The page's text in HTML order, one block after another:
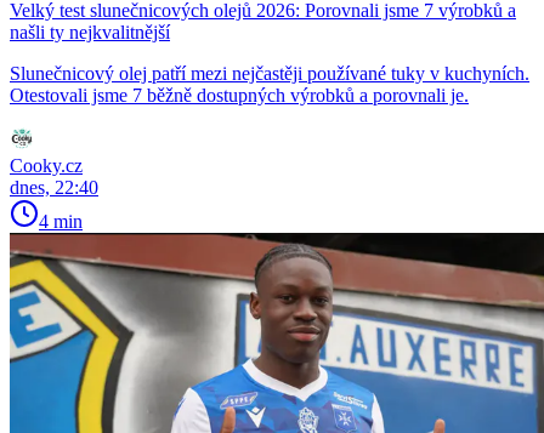
Velký test slunečnicových olejů 2026: Porovnali jsme 7 výrobků a
našli ty nejkvalitnější
Slunečnicový olej patří mezi nejčastěji používané tuky v kuchyních.
Otestovali jsme 7 běžně dostupných výrobků a porovnali je.
Cooky.cz
dnes, 22:40
4 min